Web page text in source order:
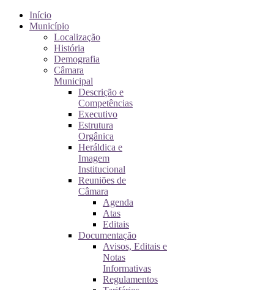
Início
Município
Localização
História
Demografia
Câmara
Municipal
Descrição e
Competências
Executivo
Estrutura
Orgânica
Heráldica e
Imagem
Institucional
Reuniões de
Câmara
Agenda
Atas
Editais
Documentação
Avisos, Editais e
Notas
Informativas
Regulamentos